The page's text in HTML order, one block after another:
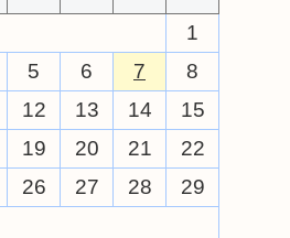
1
5 6 7
8
12 13 14
15
19 20 21
22
26 27 28
29